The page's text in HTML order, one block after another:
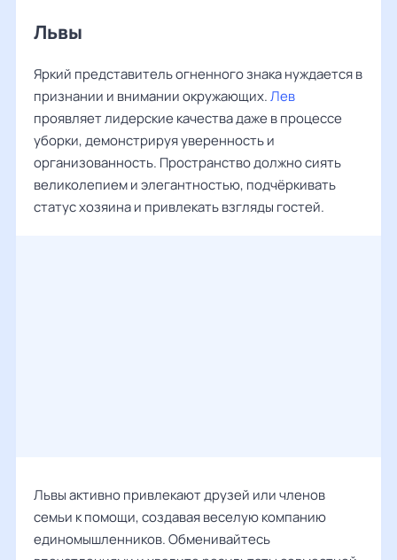
Львы
Яркий представитель огненного знака нуждается в
признании и внимании окружающих.Лев
проявляет лидерские качества даже в процессе
уборки, демонстрируя уверенность и
организованность. Пространство должно сиять
великолепием и элегантностью, подчёркивать
статус хозяина и привлекать взгляды гостей.
Львы активно привлекают друзей или членов
семьи к помощи, создавая веселую компанию
единомышленников. Обменивайтесь